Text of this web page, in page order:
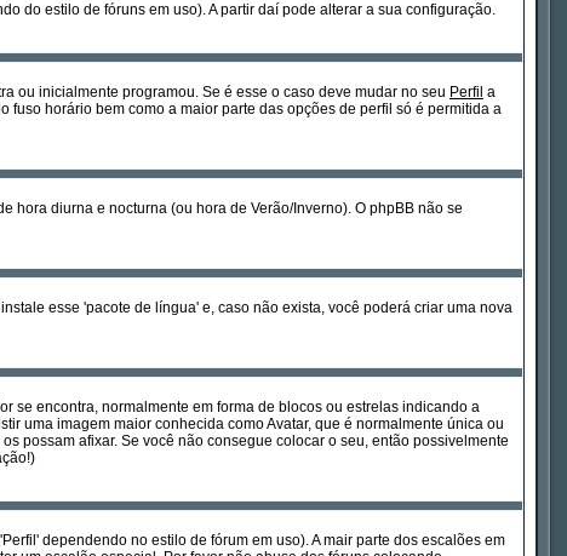
do estilo de fóruns em uso). A partir daí pode alterar a sua configuração.
ou inicialmente programou. Se é esse o caso deve mudar no seu Perfil a
horário bem como a maior parte das opções de perfil só é permitida a
hora diurna e nocturna (ou hora de Verão/Inverno). O phpBB não se
esse 'pacote de língua' e, caso não exista, você poderá criar uma nova
se encontra, normalmente em forma de blocos ou estrelas indicando a
uma imagem maior conhecida como Avatar, que é normalmente única ou
possam afixar. Se você não consegue colocar o seu, então possivelmente
dependendo no estilo de fórum em uso). A mair parte dos escalões em